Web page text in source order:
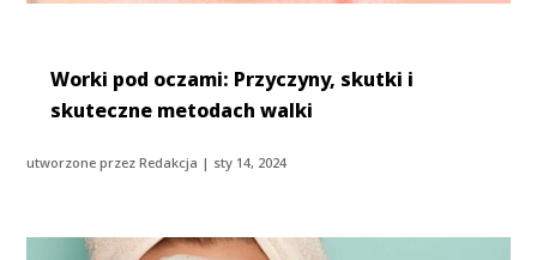
Worki pod oczami: Przyczyny, skutki i
skuteczne metodach walki
utworzone przezRedakcja | sty 14, 2024